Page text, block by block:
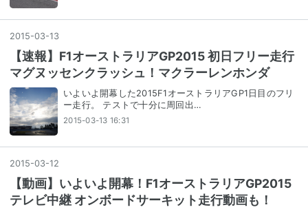
2015-03-13
【速報】F1オーストラリアGP2015 初日フリー走行
マグヌッセンクラッシュ！マクラーレンホンダ
いよいよ開幕した2015F1オーストラリアGP1日目のフリ
ー走行。 テストで十分に周回出…
2015-03-13 16:31
2015-03-12
【動画】いよいよ開幕！F1オーストラリアGP2015
テレビ中継 オンボードサーキット走行動画も！